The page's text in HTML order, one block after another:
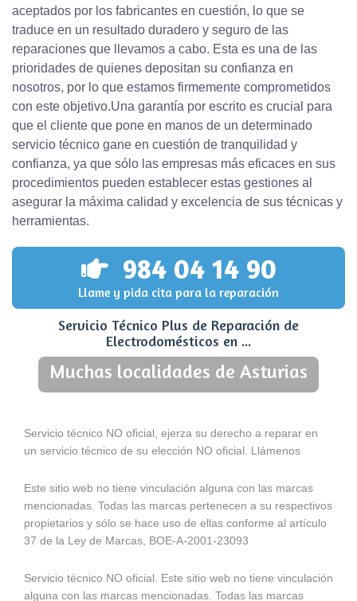
aceptados por los fabricantes en cuestión, lo que se
traduce en un resultado duradero y seguro de las
reparaciones que llevamos a cabo. Esta es una de las
prioridades de quienes depositan su confianza en
nosotros, por lo que estamos firmemente comprometidos
con este objetivo.Una garantía por escrito es crucial para
que el cliente que pone en manos de un determinado
servicio técnico gane en cuestión de tranquilidad y
confianza, ya que sólo las empresas más eficaces en sus
procedimientos pueden establecer estas gestiones al
asegurar la máxima calidad y excelencia de sus técnicas y
herramientas.
984 04 14 90
Llame y pida cita para la reparación
Servicio Técnico Plus de Reparación de
Electrodomésticos en ...
Muchas localidades de Asturias
Servicio técnico NO oficial, ejerza su derecho a reparar en
un servicio técnico de su elección NO oficial. Llámenos
Este sitio web no tiene vinculación alguna con las marcas
mencionadas. Todas las marcas pertenecen a su respectivos
propietarios y sólo se hace uso de ellas conforme al artículo
37 de la Ley de Marcas, BOE-A-2001-23093
Servicio técnico NO oficial. Este sitio web no tiene vinculación
alguna con las marcas mencionadas. Todas las marcas